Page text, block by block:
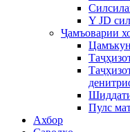
Y JD
Ҷамъоварии
Пулс
Ахбор